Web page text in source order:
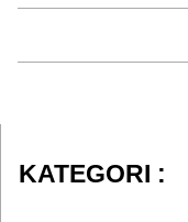
KATEGORI :